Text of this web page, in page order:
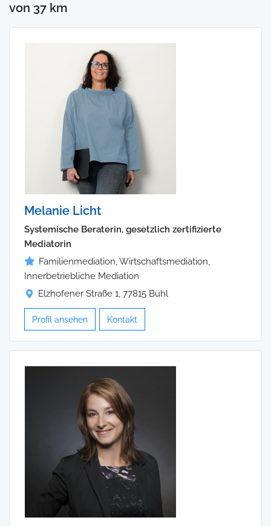
von 37 km
Melanie Licht
Systemische Beraterin, gesetzlich zertifizierte
Mediatorin
Familienmediation, Wirtschaftsmediation,
Innerbetriebliche Mediation
Elzhofener Straße 1, 77815 Bühl
Profil ansehen Kontakt